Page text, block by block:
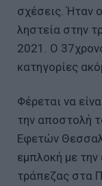
σχέσεις. Ήταν
ληστεία στην
2021. Ο
κατηγορίες
Φέρεται να
την αποστολή
Εφετών
εμπλοκή με
τράπεζας στα